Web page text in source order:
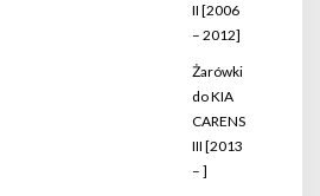
II [2006
– 2012]
Żarówki
do KIA
CARENS
III [2013
– ]